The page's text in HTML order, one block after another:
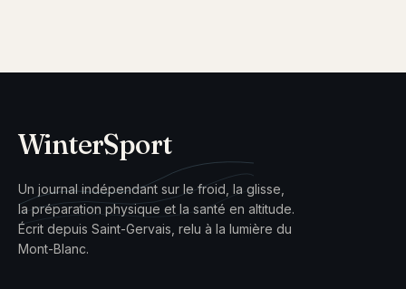
WinterSport
Un journal indépendant sur le froid, la glisse,
la préparation physique et la santé en altitude.
Écrit depuis Saint-Gervais, relu à la lumière du
Mont-Blanc.